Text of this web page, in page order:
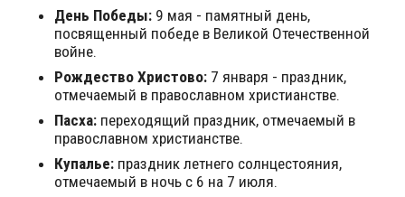
День Победы: 9 мая - памятный день,
посвященный победе в Великой Отечественной
войне.
Рождество Христово: 7 января - праздник,
отмечаемый в православном христианстве.
Пасха: переходящий праздник, отмечаемый в
православном христианстве.
Купалье: праздник летнего солнцестояния,
отмечаемый в ночь с 6 на 7 июля.